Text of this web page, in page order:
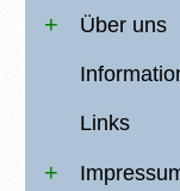
Über uns
Links